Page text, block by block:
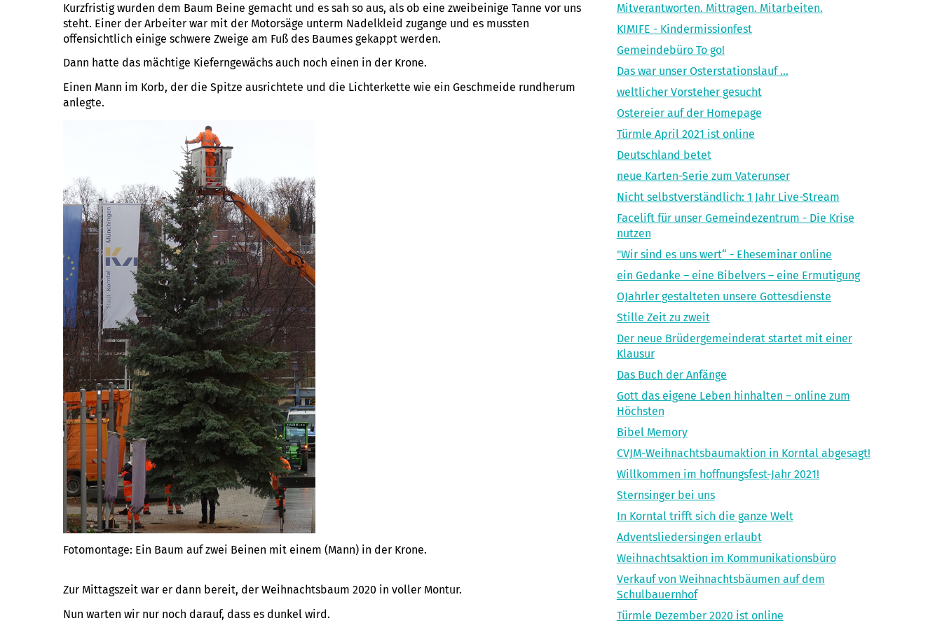
Kurzfristig wurden dem Baum Beine gemacht und es sah so aus, als ob eine zweibeinige Tanne vor uns
steht. Einer der Arbeiter war mit der Motorsäge unterm Nadelkleid zugange und es mussten
offensichtlich einige schwere Zweige am Fuß des Baumes gekappt werden.
Dann hatte das mächtige Kieferngewächs auch noch einen in der Krone.
Einen Mann im Korb, der die Spitze ausrichtete und die Lichterkette wie ein Geschmeide rundherum
anlegte.
Fotomontage: Ein Baum auf zwei Beinen mit einem (Mann) in der Krone.
Zur Mittagszeit war er dann bereit, der Weihnachtsbaum 2020 in voller Montur.
Nun warten wir nur noch darauf, dass es dunkel wird.
Mitverantworten. Mittragen. Mitarbeiten.
KIMIFE - Kindermissionfest
Gemeindebüro To go!
Das war unser Osterstationslauf …
weltlicher Vorsteher gesucht
Ostereier auf der Homepage
Türmle April 2021 ist online
Deutschland betet
neue Karten-Serie zum Vaterunser
Nicht selbstverständlich: 1 Jahr Live-Stream
Facelift für unser Gemeindezentrum - Die Krise
nutzen
"Wir sind es uns wert“ - Eheseminar online
ein Gedanke – eine Bibelvers – eine Ermutigung
OJahrler gestalteten unsere Gottesdienste
Stille Zeit zu zweit
Der neue Brüdergemeinderat startet mit einer
Klausur
Das Buch der Anfänge
Gott das eigene Leben hinhalten – online zum
Höchsten
Bibel Memory
CVJM-Weihnachtsbaumaktion in Korntal abgesagt!
Willkommen im hoffnungsfest-Jahr 2021!
Sternsinger bei uns
In Korntal trifft sich die ganze Welt
Adventsliedersingen erlaubt
Weihnachtsaktion im Kommunikationsbüro
Verkauf von Weihnachtsbäumen auf dem
Schulbauernhof
Türmle Dezember 2020 ist online